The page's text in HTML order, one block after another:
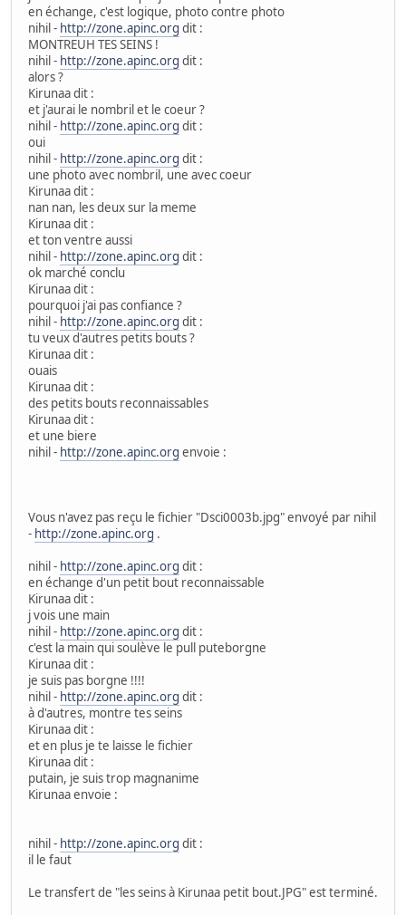
en échange, c'est logique, photo contre photo
nihil - http://zone.apinc.org dit :
MONTREUH TES SEINS !
nihil - http://zone.apinc.org dit :
alors ?
Kirunaa dit :
et j'aurai le nombril et le coeur ?
nihil - http://zone.apinc.org dit :
oui
nihil - http://zone.apinc.org dit :
une photo avec nombril, une avec coeur
Kirunaa dit :
nan nan, les deux sur la meme
Kirunaa dit :
et ton ventre aussi
nihil - http://zone.apinc.org dit :
ok marché conclu
Kirunaa dit :
pourquoi j'ai pas confiance ?
nihil - http://zone.apinc.org dit :
tu veux d'autres petits bouts ?
Kirunaa dit :
ouais
Kirunaa dit :
des petits bouts reconnaissables
Kirunaa dit :
et une biere
nihil - http://zone.apinc.org envoie :
Vous n'avez pas reçu le fichier "Dsci0003b.jpg" envoyé par nihil
- http://zone.apinc.org .
nihil - http://zone.apinc.org dit :
en échange d'un petit bout reconnaissable
Kirunaa dit :
j vois une main
nihil - http://zone.apinc.org dit :
c'est la main qui soulève le pull puteborgne
Kirunaa dit :
je suis pas borgne !!!!
nihil - http://zone.apinc.org dit :
à d'autres, montre tes seins
Kirunaa dit :
et en plus je te laisse le fichier
Kirunaa dit :
putain, je suis trop magnanime
Kirunaa envoie :
nihil - http://zone.apinc.org dit :
il le faut
Le transfert de "les seins à Kirunaa petit bout.JPG" est terminé.